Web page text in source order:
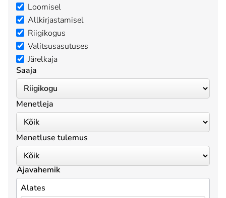
Loomisel
Allkirjastamisel
Riigikogus
Valitsusasutuses
Järelkaja
Saaja
Menetleja
Menetluse tulemus
Ajavahemik
Alates